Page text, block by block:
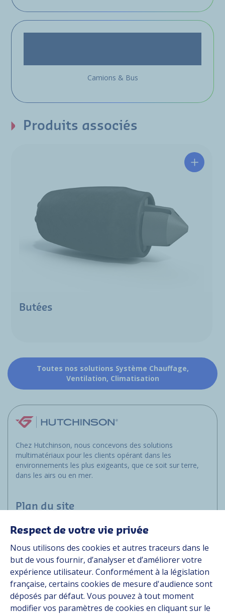
Camions & Bus
Produits associés
Butées
Toutes nos solutions Système Chauffage,
Ventilation, Climatisation
Chez Hutchinson, nous concevons des solutions
multimatériaux pour les clients opérant dans les
environnements les plus exigeants, que ce soit sur terre,
dans les airs ou en mer.
Plan du site
Applications
Solutions
Ressources
À propos
Carrière
Contact
Respect de votre vie privée
Nous utilisons des cookies et autres traceurs dans le
but de vous fournir, d’analyser et d’améliorer votre
expérience utilisateur. Conformément à la législation
française, certains cookies de mesure d'audience sont
déposés par défaut. Vous pouvez à tout moment
modifier vos paramètres de cookies en cliquant sur le